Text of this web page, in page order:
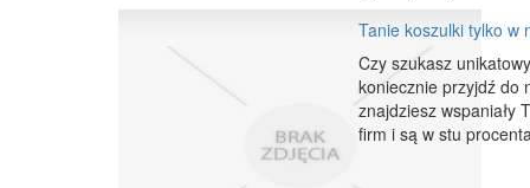
Tanie koszulki tylko w
Czy szukasz
koniecznie przyjdź do
znajdziesz wspaniały
firm i są w stu